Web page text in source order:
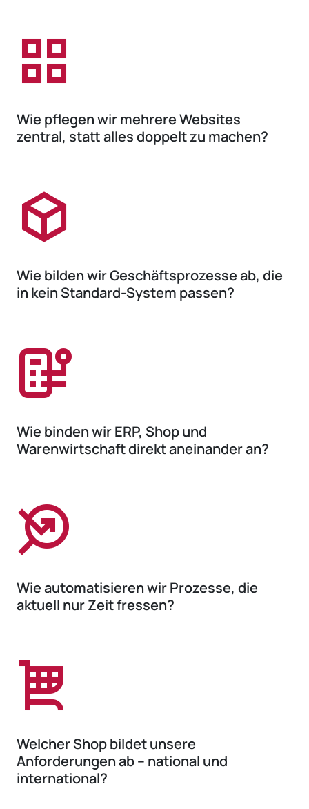
Wie pflegen wir mehrere Websites
zentral, statt alles doppelt zu machen?
Wie bilden wir Geschäftsprozesse ab, die
in kein Standard-System passen?
Wie binden wir ERP, Shop und
Warenwirtschaft direkt aneinander an?
Wie automatisieren wir Prozesse, die
aktuell nur Zeit fressen?
Welcher Shop bildet unsere
Anforderungen ab – national und
international?